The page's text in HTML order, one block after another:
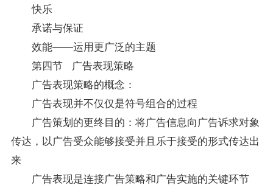
快乐
承诺与保证
效能——运用更广泛的主题
第四节 广告表现策略
广告表现策略的概念：
广告表现并不仅仅是符号组合的过程
广告策划的更终目的：将广告信息向广告诉求对象
传达，以广告受众能够接受并且乐于接受的形式传达出
来
广告表现是连接广告策略和广告实施的关键环节